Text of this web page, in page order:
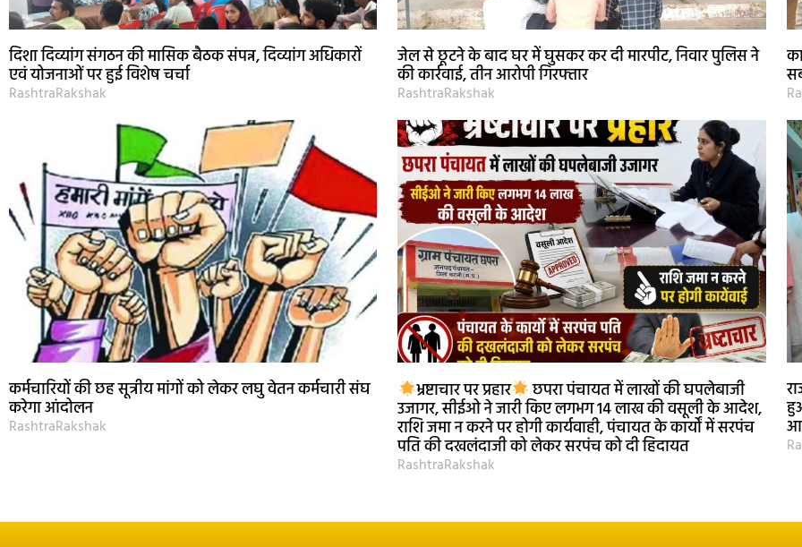
दिशा दिव्यांग संगठन की मासिक बैठक संपन्न, दिव्यांग अधिकारों
एवं योजनाओं पर हुई विशेष चर्चा
RashtraRakshak
जेल से छूटने के बाद घर में घुसकर कर दी मारपीट, निवार पुलिस ने
की कार्रवाई, तीन आरोपी गिरफ्तार
RashtraRakshak
कर्मचारियों की छह सूत्रीय मांगों को लेकर लघु वेतन कर्मचारी संघ
करेगा आंदोलन
RashtraRakshak
भ्रष्टाचार पर प्रहार छपरा पंचायत में लाखों की घपलेबाजी
उजागर, सीईओ ने जारी किए लगभग 14 लाख की वसूली के आदेश,
राशि जमा न करने पर होगी कार्यवाही, पंचायत के कार्यों में सरपंच
पति की दखलंदाजी को लेकर सरपंच को दी हिदायत
RashtraRakshak